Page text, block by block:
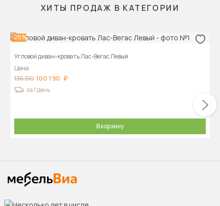
ХИТЫ ПРОДАЖ В КАТЕГОРИИ
-26%
Угловой диван-кровать Лас-Вегас Левый
Цена
136 310 100 190
за 1 день
В корзину